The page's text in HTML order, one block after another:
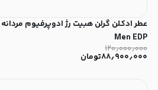
Men EDP
۱۲۰٫۰۰۰٫۰۰۰
۸۸٫۹۰۰٫۰۰۰تومان